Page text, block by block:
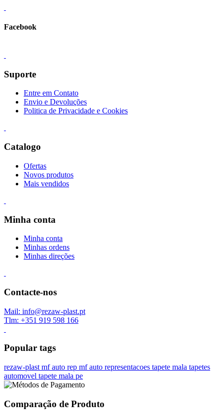
Facebook
Suporte
Entre em Contato
Envio e Devoluções
Politica de Privacidade e Cookies
Catalogo
Ofertas
Novos produtos
Mais vendidos
Minha conta
Minha conta
Minhas ordens
Minhas direções
Contacte-nos
Mail: info@rezaw-plast.pt
Tlm: +351 919 598 166
Popular tags
rezaw-plast mf auto rep mf auto representacoes tapete mala tapetes
automovel tapete mala pe
Comparação de Produto